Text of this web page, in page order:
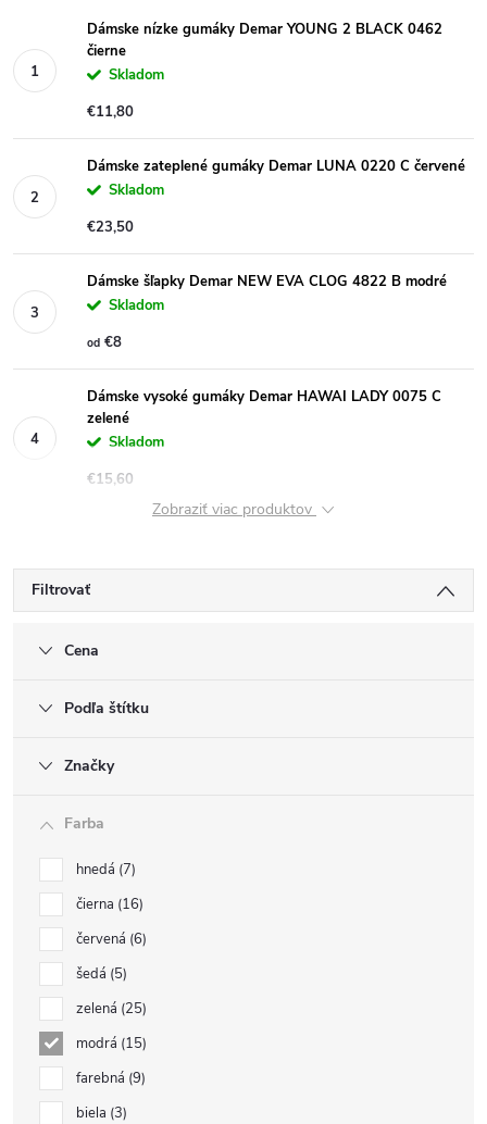
Dámske nízke gumáky Demar YOUNG 2 BLACK 0462
čierne
Skladom
€11,80
Dámske zateplené gumáky Demar LUNA 0220 C červené
Skladom
€23,50
Dámske šľapky Demar NEW EVA CLOG 4822 B modré
Skladom
od €8
Dámske vysoké gumáky Demar HAWAI LADY 0075 C
zelené
Skladom
€15,60
Zobraziť viac produktov
Filtrovať
Cena
Podľa štítku
Značky
Farba
hnedá 7
čierna 16
červená 6
šedá 5
zelená 25
modrá 15
farebná 9
biela 3